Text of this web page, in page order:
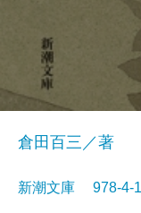
倉田百三／著
新潮文庫 978-